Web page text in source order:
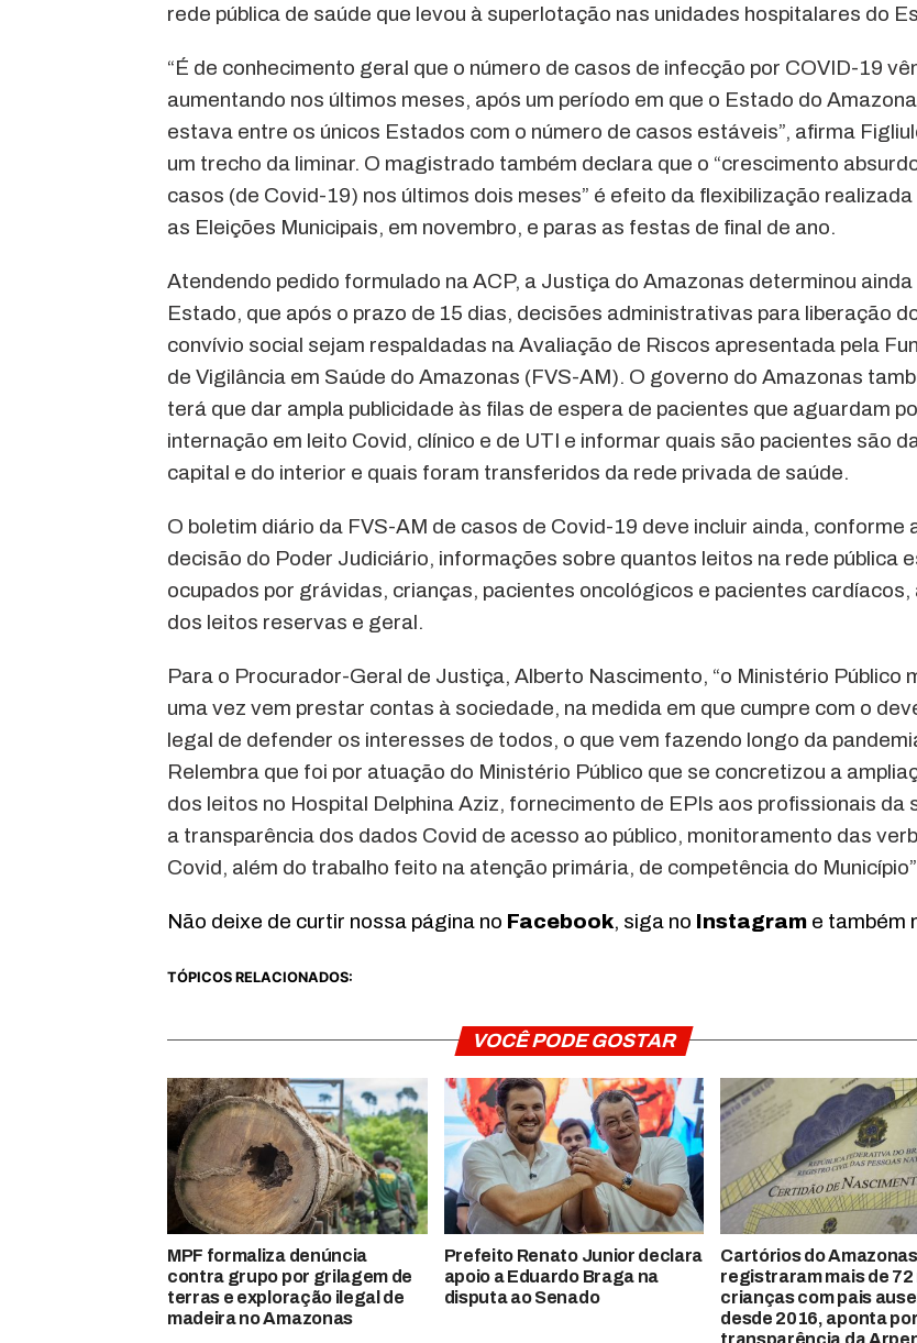
rede pública de saúde que levou à superlotação nas unidades hospitalares do
“É de conhecimento geral que o número de casos de infecção por COVID-19
aumentando nos últimos meses, após um período em que o Estado do
estava entre os únicos Estados com o número de casos estáveis”, afirma
um trecho da liminar. O magistrado também declara que o “crescimento
casos (de Covid-19) nos últimos dois meses” é efeito da flexibilização realizada
as Eleições Municipais, em novembro, e paras as festas de final de ano.
Atendendo pedido formulado na ACP, a Justiça do Amazonas determinou ainda
Estado, que após o prazo de 15 dias, decisões administrativas para liberação
convívio social sejam respaldadas na Avaliação de Riscos apresentada pela
de Vigilância em Saúde do Amazonas (FVS-AM). O governo do Amazonas
terá que dar ampla publicidade às filas de espera de pacientes que aguardam
internação em leito Covid, clínico e de UTI e informar quais são pacientes são
capital e do interior e quais foram transferidos da rede privada de saúde.
O boletim diário da FVS-AM de casos de Covid-19 deve incluir ainda, conforme
decisão do Poder Judiciário, informações sobre quantos leitos na rede pública
ocupados por grávidas, crianças, pacientes oncológicos e pacientes cardíacos,
dos leitos reservas e geral.
Para o Procurador-Geral de Justiça, Alberto Nascimento, “o Ministério Público
uma vez vem prestar contas à sociedade, na medida em que cumpre com o
legal de defender os interesses de todos, o que vem fazendo longo da
Relembra que foi por atuação do Ministério Público que se concretizou a
dos leitos no Hospital Delphina Aziz, fornecimento de EPIs aos profissionais da
a transparência dos dados Covid de acesso ao público, monitoramento das
Covid, além do trabalho feito na atenção primária, de competência do
Não deixe de curtir nossa página no Facebook, siga no Instagram e também
TÓPICOS RELACIONADOS:
VOCÊ PODE GOSTAR
MPF formaliza denúncia
contra grupo por grilagem de
terras e exploração ilegal de
madeira no Amazonas
Prefeito Renato Junior declara
apoio a Eduardo Braga na
disputa ao Senado
Cartórios do Amazonas
registraram mais de 72
crianças com pais
desde 2016, aponta
transparência da